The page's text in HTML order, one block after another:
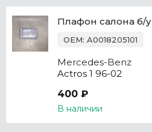
Плафон салона б/у
OEM: A0018205101
Mercedes-Benz
Actros 1 96-02
400 ₽
В наличии